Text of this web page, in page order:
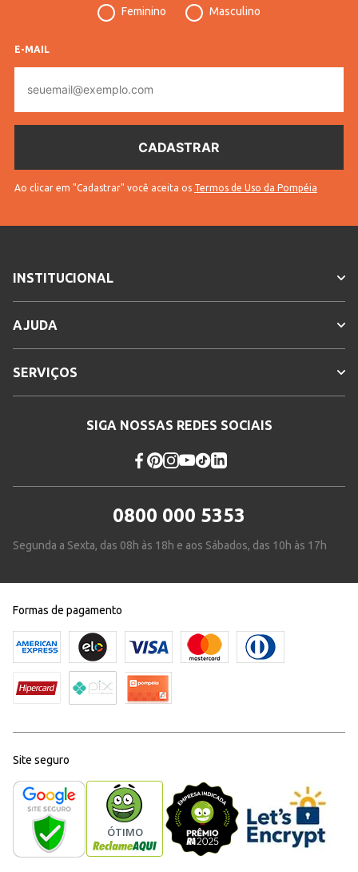
Malha
Cores
Feminino Masculino
E-MAIL
mail
Ao clicar em "Cadastrar" você aceita os Termos de Uso da Pompéia
INSTITUCIONAL
AJUDA
SERVIÇOS
SIGA NOSSAS REDES SOCIAIS
0800 000 5353
Segunda a Sexta, das 08h às 18h e aos Sábados, das 10h às 17h
Formas de pagamento
Site seguro